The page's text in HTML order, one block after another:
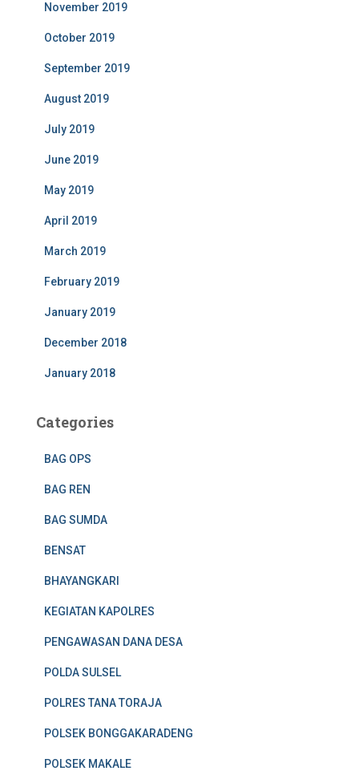
November 2019
October 2019
September 2019
August 2019
July 2019
June 2019
May 2019
April 2019
March 2019
February 2019
January 2019
December 2018
January 2018
Categories
BAG OPS
BAG REN
BAG SUMDA
BENSAT
BHAYANGKARI
KEGIATAN KAPOLRES
PENGAWASAN DANA DESA
POLDA SULSEL
POLRES TANA TORAJA
POLSEK BONGGAKARADENG
POLSEK MAKALE